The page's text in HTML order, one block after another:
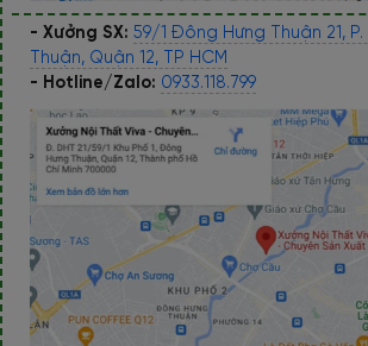
- Xưởng SX: 59/1 Đông Hưng Thuận 21,
Thuận, Quận 12, TP HCM
- Hotline/Zalo: 0933.118.799